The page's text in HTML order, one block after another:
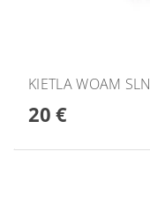
KIETLA WOAM
20 €